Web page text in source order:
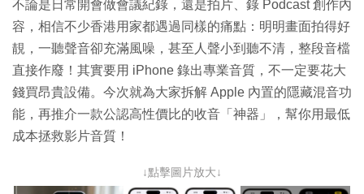
不論是日常開會做會議紀錄，還是拍片、錄 Podcast 創作內
容，相信不少香港用家都遇過同樣的痛點：明明畫面拍得好
靚，一聽聲音卻充滿風噪，甚至人聲小到聽不清，整段音檔
直接作廢！其實要用 iPhone 錄出專業音質，不一定要花大
錢買昂貴設備。今次就為大家拆解 Apple 內置的隱藏混音功
能，再推介一款公認高性價比的收音「神器」，幫你用最低
成本拯救影片音質！
↓點擊圖片放大↓